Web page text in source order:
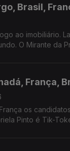
Brasil,
ao imobiliário.
O Mirante da
França,
os
Pinto é Tik-